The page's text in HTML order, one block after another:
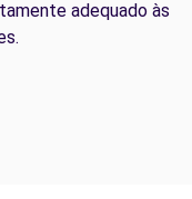
adequado às